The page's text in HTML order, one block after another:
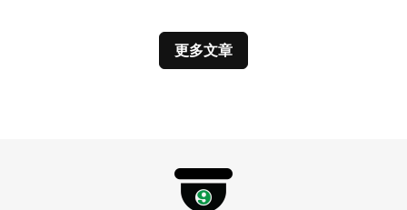
更多文章